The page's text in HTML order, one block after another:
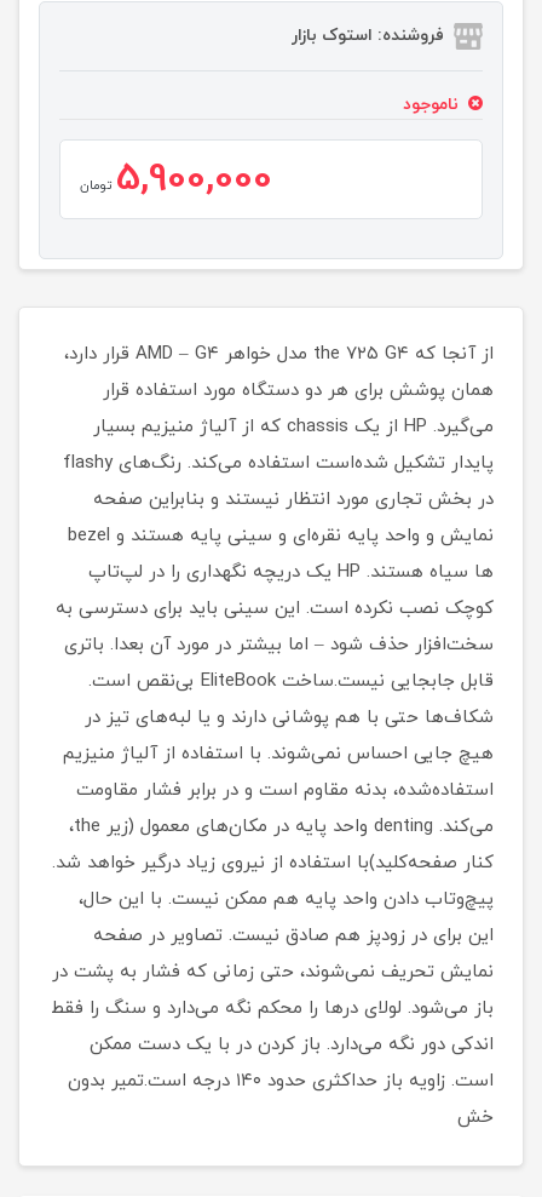
فروشنده: استوک بازار
ناموجود
5,900,000 تومان
از آنجا که the ۷۲۵ G۴ مدل خواهر AMD – G۴ قرار دارد،
همان پوشش برای هر دو دستگاه مورد استفاده قرار
می‌گیرد. HP از یک chassis که از آلیاژ منیزیم بسیار
پایدار تشکیل شده‌است استفاده می‌کند. رنگ‌های flashy
در بخش تجاری مورد انتظار نیستند و بنابراین صفحه
نمایش و واحد پایه نقره‌ای و سینی پایه هستند و bezel
ها سیاه هستند. HP یک دریچه نگهداری را در لپ‌تاپ
کوچک نصب نکرده است. این سینی باید برای دسترسی به
سخت‌افزار حذف شود – اما بیشتر در مورد آن بعدا. باتری
قابل جابجایی نیست.ساخت EliteBook بی‌نقص است.
شکاف‌ها حتی با هم پوشانی دارند و یا لبه‌های تیز در
هیچ جایی احساس نمی‌شوند. با استفاده از آلیاژ منیزیم
استفاده‌شده، بدنه مقاوم است و در برابر فشار مقاومت
می‌کند. denting واحد پایه در مکان‌های معمول (زیر the،
کنار صفحه‌کلید)با استفاده از نیروی زیاد درگیر خواهد شد.
پیچ‌وتاب دادن واحد پایه هم ممکن نیست. با این حال،
این برای در زودپز هم صادق نیست. تصاویر در صفحه
نمایش تحریف نمی‌شوند، حتی زمانی که فشار به پشت در
باز می‌شود. لولای درها را محکم نگه می‌دارد و سنگ را فقط
اندکی دور نگه می‌دارد. باز کردن در با یک دست ممکن
است. زاویه باز حداکثری حدود ۱۴۰ درجه است.تمیر بدون
خش